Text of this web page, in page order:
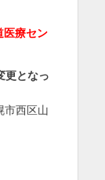
医療セン
更となっ
西区山